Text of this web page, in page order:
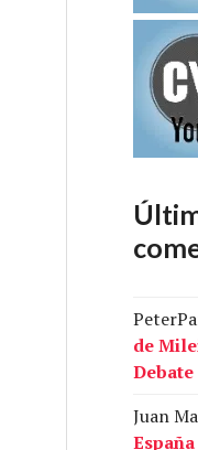
de
Debate
Juan